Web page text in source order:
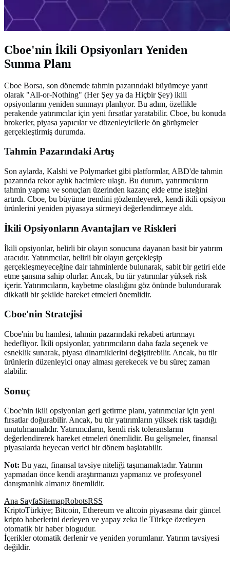
Cboe'nin İkili Opsiyonları Yeniden
Sunma Planı
Cboe Borsa, son dönemde tahmin pazarındaki büyümeye yanıt
olarak "All-or-Nothing" (Her Şey ya da Hiçbir Şey) ikili
opsiyonlarını yeniden sunmayı planlıyor. Bu adım, özellikle
perakende yatırımcılar için yeni fırsatlar yaratabilir. Cboe, bu konuda
brokerler, piyasa yapıcılar ve düzenleyicilerle ön görüşmeler
gerçekleştirmiş durumda.
Tahmin Pazarındaki Artış
Son aylarda, Kalshi ve Polymarket gibi platformlar, ABD'de tahmin
pazarında rekor aylık hacimlere ulaştı. Bu durum, yatırımcıların
tahmin yapma ve sonuçları üzerinden kazanç elde etme isteğini
artırdı. Cboe, bu büyüme trendini gözlemleyerek, kendi ikili opsiyon
ürünlerini yeniden piyasaya sürmeyi değerlendirmeye aldı.
İkili Opsiyonların Avantajları ve Riskleri
İkili opsiyonlar, belirli bir olayın sonucuna dayanan basit bir yatırım
aracıdır. Yatırımcılar, belirli bir olayın gerçekleşip
gerçekleşmeyeceğine dair tahminlerde bulunarak, sabit bir getiri elde
etme şansına sahip olurlar. Ancak, bu tür yatırımlar yüksek risk
içerir. Yatırımcıların, kaybetme olasılığını göz önünde bulundurarak
dikkatli bir şekilde hareket etmeleri önemlidir.
Cboe'nin Stratejisi
Cboe'nin bu hamlesi, tahmin pazarındaki rekabeti artırmayı
hedefliyor. İkili opsiyonlar, yatırımcıların daha fazla seçenek ve
esneklik sunarak, piyasa dinamiklerini değiştirebilir. Ancak, bu tür
ürünlerin düzenleyici onay alması gerekecek ve bu süreç zaman
alabilir.
Sonuç
Cboe'nin ikili opsiyonları geri getirme planı, yatırımcılar için yeni
fırsatlar doğurabilir. Ancak, bu tür yatırımların yüksek risk taşıdığı
unutulmamalıdır. Yatırımcıların, kendi risk toleranslarını
değerlendirerek hareket etmeleri önemlidir. Bu gelişmeler, finansal
piyasalarda heyecan verici bir dönem başlatabilir.
Not: Bu yazı, finansal tavsiye niteliği taşımamaktadır. Yatırım
yapmadan önce kendi araştırmanızı yapmanız ve profesyonel
danışmanlık almanız önemlidir.
Ana SayfaSitemapRobotsRSS
KriptoTürkiye; Bitcoin, Ethereum ve altcoin piyasasına dair güncel
kripto haberlerini derleyen ve yapay zeka ile Türkçe özetleyen
otomatik bir haber blogudur.
İçerikler otomatik derlenir ve yeniden yorumlanır. Yatırım tavsiyesi
değildir.